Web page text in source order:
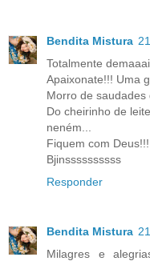
Bendita Mistura
Totalmente
Apaixonate!!! Uma
Morro de saudades
Do cheirinho de
neném...
Fiquem com Deus!!!
Bjinssssssssss
Responder
Bendita Mistura
Milagres e